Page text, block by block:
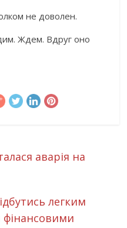
не доволен.
Ждем. Вдруг оно
аварія на
легким
фінансовими